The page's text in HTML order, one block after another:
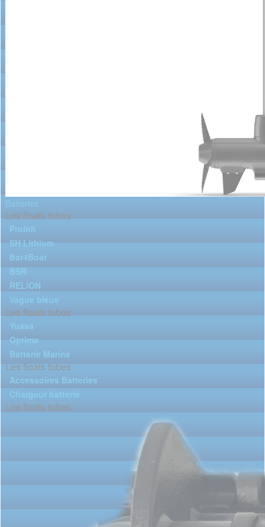
Batteries
Les floats tubes
Prolith
SH Lithium
Bat4Boat
BSR
RELiON
Vague bleue
Les floats tubes
Yuasa
Optima
Batterie Marine
Les floats tubes
Accessoires Batteries
Chargeur batterie
Les floats tubes